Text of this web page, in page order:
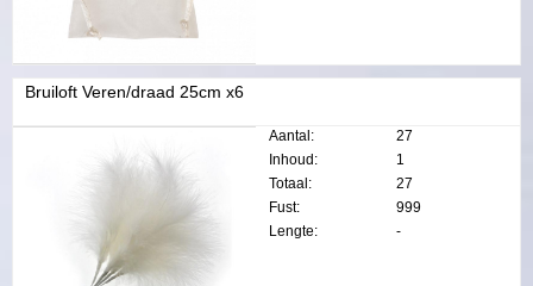
Bruiloft Veren/draad 25cm x6
Aantal:
27
Inhoud:
1
Totaal:
27
Fust:
999
Lengte:
-